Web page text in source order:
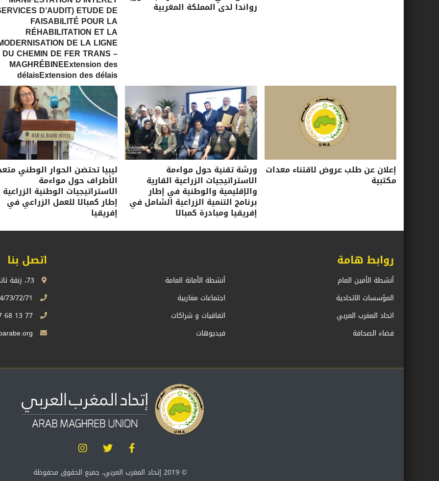
رواندا لدى المملكة المغربية D’AUDIT) ETUDE DE
FAISABILITÉ POUR LA
RÉHABILITATION ET LA
DE LA LIGNE
DU CHEMIN DE FER TRANS –
MAGHRÉBINEExtension des
délaisExtension des délais
إعلان عن طلب عروض لاقتناء معدات
مكتبية
ورشة تقنية حول مواءمة
الاستراتيجيات الزراعية القارية
والإقليمية والوطنية في إطار
برنامج التنمية الزراعية الشامل في
إفريقيا ومبادرة كمبالا
ليبيا تحتضن الحوار الوطني
الأطراف حول مواءمة
الاستراتيجيات الوطنية
إطار كمبالا للعمل الزراعي في
إفريقيا
روابط هامة
أنشطة الأمين العام
أنشطة الأمانة العامة
المؤسسات الاتحادية
اجتماعات مغاربية
اتحاد المغرب العربي
اتفاقيات و شراكات
فضاء الصحافة
فيديوهات
اتصل بنا
© 2019 إتحاد المغرب العربي، جميع الحقوق محفوظة